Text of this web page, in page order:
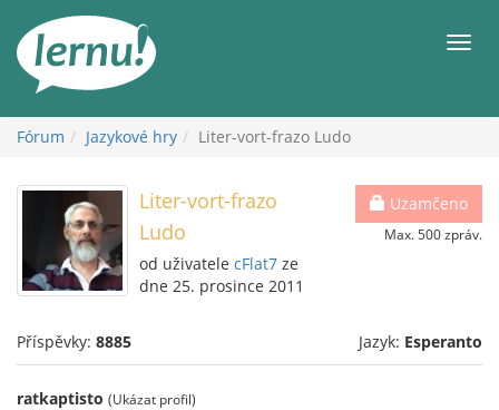
obsahu
Fórum Jazykové hry Liter-vort-frazo Ludo
Uzamčeno
Max. 500 zpráv.
Liter-vort-frazo
Ludo
od uživatele cFlat7 ze
dne 25. prosince 2011
Příspěvky: 8885 Jazyk: Esperanto
ratkaptisto (Ukázat profil)